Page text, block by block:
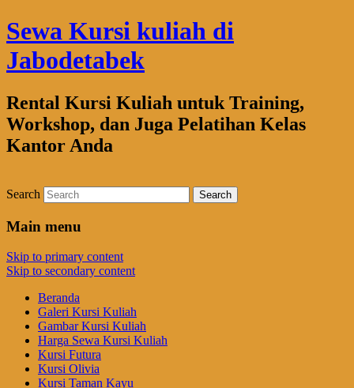
Sewa Kursi kuliah di
Jabodetabek
Rental Kursi Kuliah untuk Training,
Workshop, dan Juga Pelatihan Kelas
Kantor Anda
Search
Main menu
Skip to primary content
Skip to secondary content
Beranda
Galeri Kursi Kuliah
Gambar Kursi Kuliah
Harga Sewa Kursi Kuliah
Kursi Futura
Kursi Olivia
Kursi Taman Kayu